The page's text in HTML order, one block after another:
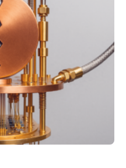
passenden
worden, 2024 gelang
Unterstützung
Durchbruch:
Kernübergang wurde
man zeigen, dass sich
um hochpräzise…